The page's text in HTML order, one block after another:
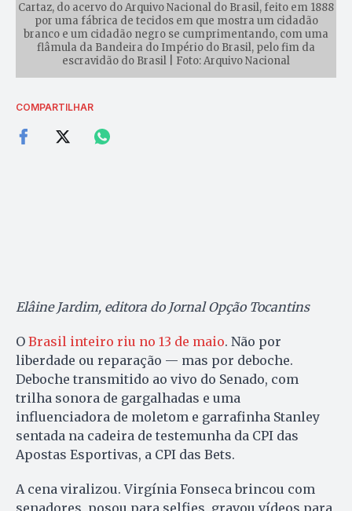
Cartaz, do acervo do Arquivo Nacional do Brasil, feito em 1888
por uma fábrica de tecidos em que mostra um cidadão
branco e um cidadão negro se cumprimentando, com uma
flâmula da Bandeira do Império do Brasil, pelo fim da
escravidão do Brasil | Foto: Arquivo Nacional
COMPARTILHAR
Elâine Jardim, editora do Jornal Opção Tocantins
O Brasil inteiro riu no 13 de maio. Não por
liberdade ou reparação — mas por deboche.
Deboche transmitido ao vivo do Senado, com
trilha sonora de gargalhadas e uma
influenciadora de moletom e garrafinha Stanley
sentada na cadeira de testemunha da CPI das
Apostas Esportivas, a CPI das Bets.
A cena viralizou. Virgínia Fonseca brincou com